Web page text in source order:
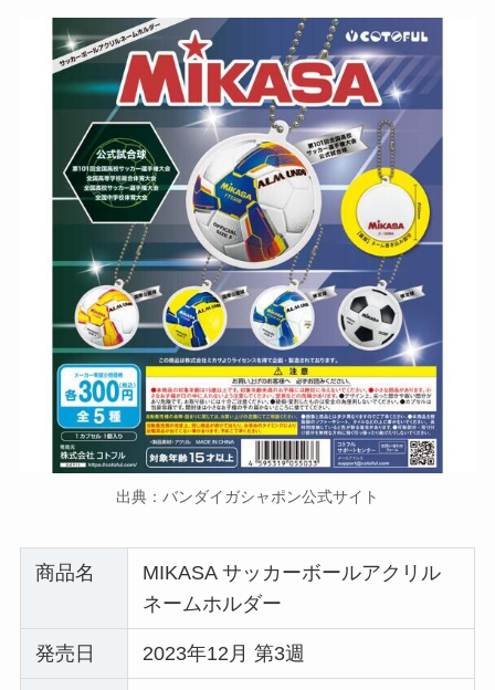
出典：バンダイガシャポン公式サイト
商品名
MIKASA サッカーボールアクリル
ネームホルダー
発売日 2023年12月 第3週